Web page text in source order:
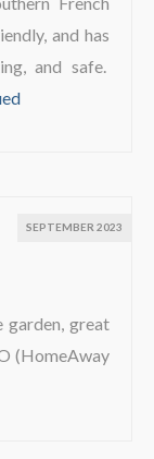
and has
and safe.
SEPTEMBER 2023
garden, great
(HomeAway